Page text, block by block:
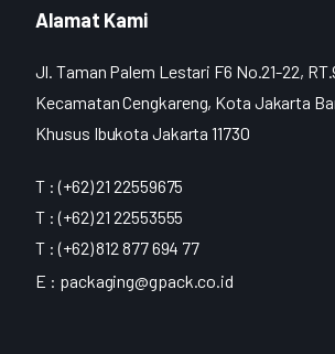
Alamat Kami
Jl. Taman Palem Lestari F6 No.21-22,
Kecamatan Cengkareng, Kota Jakarta
Khusus Ibukota Jakarta 11730
T : (+62) 21 22559675
T : (+62) 21 22553555
T : (+62) 812 877 694 77
E : packaging@gpack.co.id